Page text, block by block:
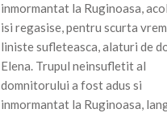
inmormantat la Ruginoasa,
isi regasise, pentru scurta
liniste sufleteasca, alaturi de
Elena. Trupul neinsufletit al
domnitorului a fost adus si
inmormantat la Ruginoasa,